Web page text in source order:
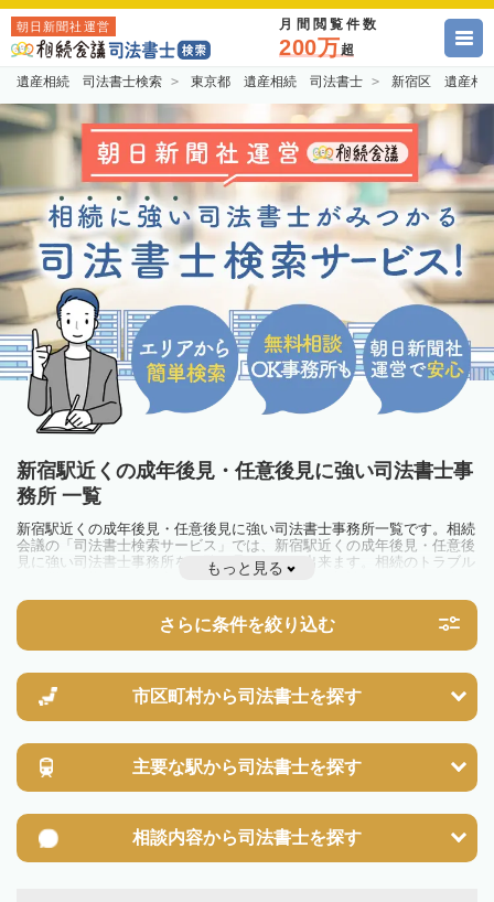
朝日新聞社運営 月間閲覧件数
200万超
遺産相続 司法書士検索 東京都 遺産相続 司法書士 新宿区 遺産相
新宿駅近くの成年後見・任意後見に強い司法書士事
務所 一覧
新宿駅近くの成年後見・任意後見に強い司法書士事務所一覧です。相続
会議の「司法書士検索サービス」では、新宿駅近くの成年後見・任意後
見に強い司法書士事務所を一覧で見ることが出来ます。相続のトラブル
やお悩みを抱えている方は一度近隣の司法書士に相談してみましょう。
もっと見る
さらに条件を絞り込む
市区町村から司法書士を探す
主要な駅から司法書士を探す
相談内容から司法書士を探す